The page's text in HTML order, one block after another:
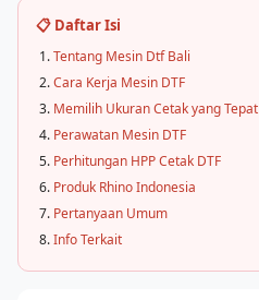
📋 Daftar Isi
Tentang Mesin Dtf Bali
Cara Kerja Mesin DTF
Memilih Ukuran Cetak yang Tepat
Perawatan Mesin DTF
Perhitungan HPP Cetak DTF
Produk Rhino Indonesia
Pertanyaan Umum
Info Terkait